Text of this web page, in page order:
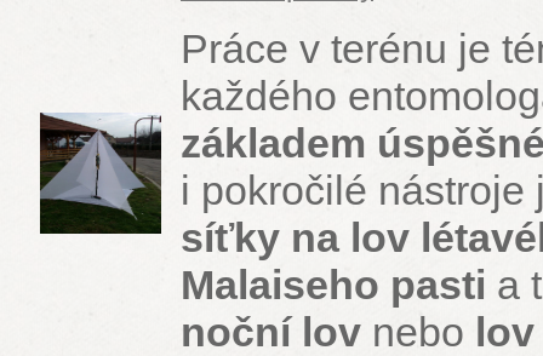
Práce v terénu je
každého
základem
i pokročilé
síťky na lov
Malaiseho pasti a
noční lov nebo lov